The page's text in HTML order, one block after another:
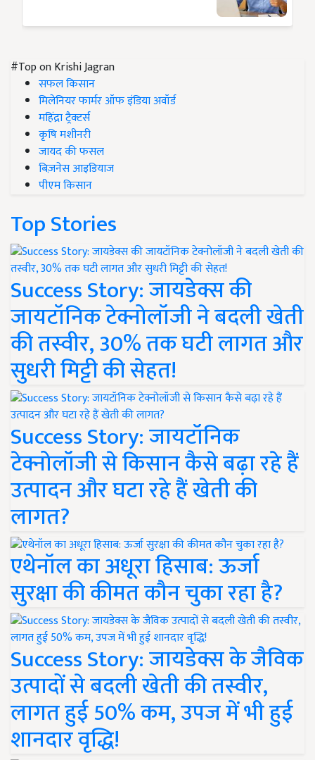
#Top on Krishi Jagran
सफल किसान
मिलेनियर फार्मर ऑफ इंडिया अवॉर्ड
महिंद्रा ट्रैक्टर्स
कृषि मशीनरी
जायद की फसल
बिज़नेस आइडियाज
पीएम किसान
Top Stories
Success Story: जायडेक्स की
जायटॉनिक टेक्नोलॉजी ने बदली खेती
की तस्वीर, 30% तक घटी लागत और
सुधरी मिट्टी की सेहत!
Success Story: जायटॉनिक
टेक्नोलॉजी से किसान कैसे बढ़ा रहे हैं
उत्पादन और घटा रहे हैं खेती की
लागत?
एथेनॉल का अधूरा हिसाब: ऊर्जा
सुरक्षा की कीमत कौन चुका रहा है?
Success Story: जायडेक्स के जैविक
उत्पादों से बदली खेती की तस्वीर,
लागत हुई 50% कम, उपज में भी हुई
शानदार वृद्धि!